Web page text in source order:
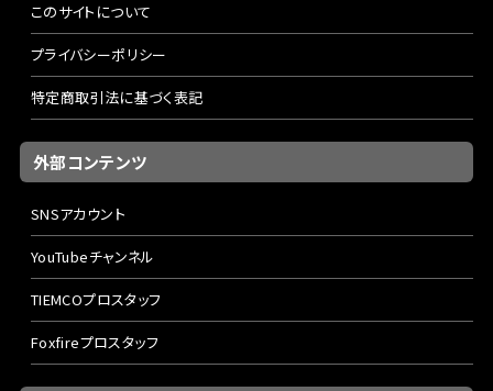
このサイトについて
プライバシーポリシー
特定商取引法に基づく表記
外部コンテンツ
SNSアカウント
YouTubeチャンネル
TIEMCOプロスタッフ
Foxfireプロスタッフ